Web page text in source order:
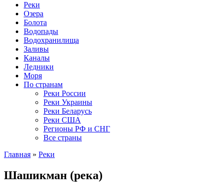
Реки
Озера
Болота
Водопады
Водохранилища
Заливы
Каналы
Ледники
Моря
По странам
Реки России
Реки Украины
Реки Беларусь
Реки США
Регионы РФ и СНГ
Все страны
Главная » Реки
Шашикман (река)